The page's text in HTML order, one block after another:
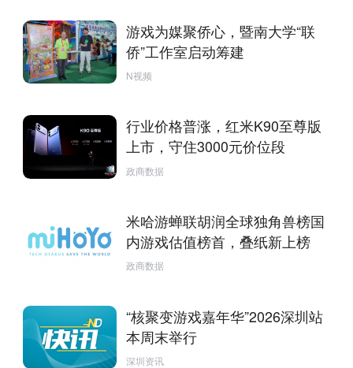
游戏为媒聚侨心，暨南大学“联
侨”工作室启动筹建
N视频
行业价格普涨，红米K90至尊版
上市，守住3000元价位段
政商数据
米哈游蝉联胡润全球独角兽榜国
内游戏估值榜首，叠纸新上榜
政商数据
“核聚变游戏嘉年华”2026深圳站
本周末举行
深圳资讯